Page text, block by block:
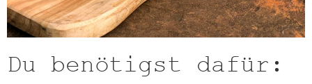
Du benötigst dafür: